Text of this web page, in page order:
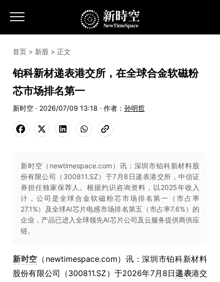
首页 > 新股 > 正文
铂科新材递表港交所，在全球合金软磁粉
芯市场排名第一
新时空 · 2026/07/09 13:18 · 作者： 孙明哲
新时空（newtimespace.com）讯：深圳市铂科新材料股
份有限公司（300811.SZ）于7月8日递表港交所，中信证
券担任独家保荐人。根据灼识咨询资料，以2025年收入
计，公司是全球合金软磁粉芯市场排名第一（市占率
27.1%）及全球AI芯片电感市场排名第五（市占率7.6%）的
企业，产品已进入全球领先AI芯片公司及云服务提供商供应
链。
新时空 （newtimespace.com）讯：深圳市铂科新材料
股份有限公司（300811.SZ）于2026年7月8日递表港交